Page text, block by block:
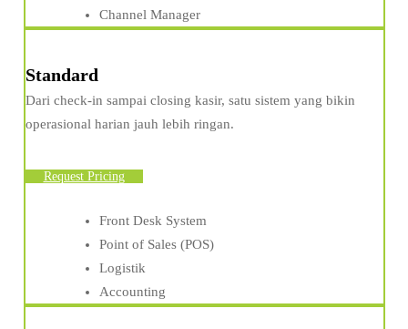
Channel Manager
Standard
Dari check-in sampai closing kasir, satu sistem yang bikin
operasional harian jauh lebih ringan.
Request Pricing
Front Desk System
Point of Sales (POS)
Logistik
Accounting